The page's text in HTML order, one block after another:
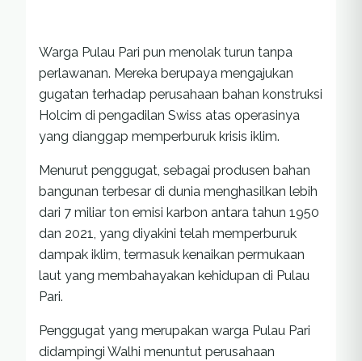
Warga Pulau Pari pun menolak turun tanpa
perlawanan. Mereka berupaya mengajukan
gugatan terhadap perusahaan bahan konstruksi
Holcim di pengadilan Swiss atas operasinya
yang dianggap memperburuk krisis iklim.
Menurut penggugat, sebagai produsen bahan
bangunan terbesar di dunia menghasilkan lebih
dari 7 miliar ton emisi karbon antara tahun 1950
dan 2021, yang diyakini telah memperburuk
dampak iklim, termasuk kenaikan permukaan
laut yang membahayakan kehidupan di Pulau
Pari.
Penggugat yang merupakan warga Pulau Pari
didampingi Walhi menuntut perusahaan